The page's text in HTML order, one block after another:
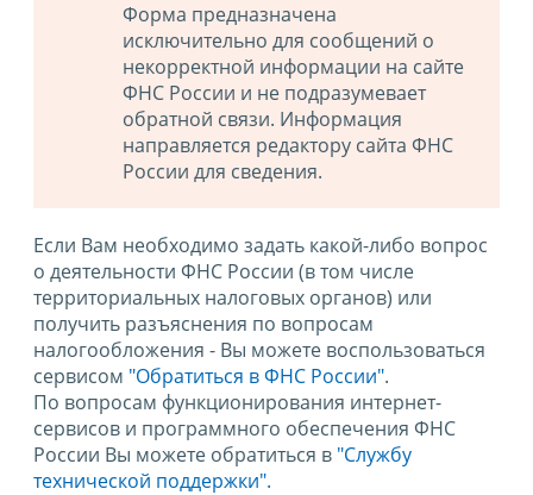
Форма предназначена
исключительно для сообщений о
некорректной информации на сайте
ФНС России и не подразумевает
обратной связи. Информация
направляется редактору сайта ФНС
России для сведения.
Если Вам необходимо задать какой-либо вопрос
о деятельности ФНС России (в том числе
территориальных налоговых органов) или
получить разъяснения по вопросам
налогообложения - Вы можете воспользоваться
сервисом "Обратиться в ФНС России".
По вопросам функционирования интернет-
сервисов и программного обеспечения ФНС
России Вы можете обратиться в "Службу
технической поддержки".